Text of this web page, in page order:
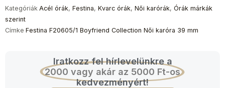
Kategóriák Acél órák, Festina, Kvarc órák, Női karórák, Órák márkák
szerint
Címke Festina F20605/1 Boyfriend Collection Női karóra 39 mm
Iratkozz fel hírlevelünkre a
2000 vagy akár az 5000 Ft-os
kedvezményért!